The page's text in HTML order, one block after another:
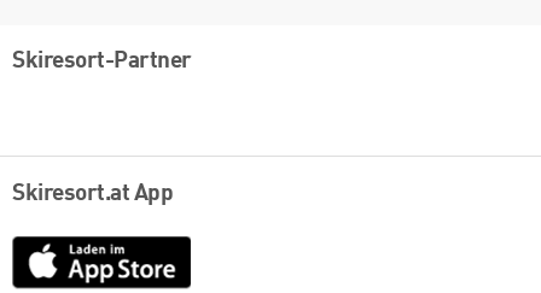
Skiresort-Partner
Skiresort.at App
App
Store